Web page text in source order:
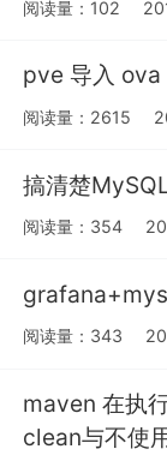
阅读量：102
pve 导入 ova
阅读量：2615
搞清楚
阅读量：354
阅读量：343
maven 在执
clean与不使